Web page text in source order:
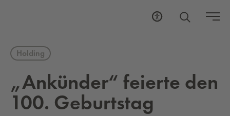
Holding
„An­kün­der“ fei­er­te den
100. Ge­burts­tag